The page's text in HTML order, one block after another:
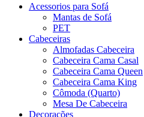
Acessorios para Sofá
Mantas de Sofá
PET
Cabeceiras
Almofadas Cabeceira
Cabeceira Cama Casal
Cabeceira Cama Queen
Cabeceira Cama King
Cômoda (Quarto)
Mesa De Cabeceira
Decorações